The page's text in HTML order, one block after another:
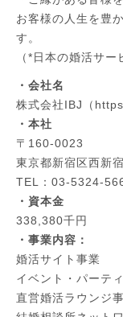
お客様の人生を豊
す。
（*日本の婚活サ
・会社名
株式会社IBJ（
・本社
〒160-0023
東京都新宿区西新
TEL：03-5324-
・資本金
338,380千円
・事業内容：
婚活サイト事業
イベント・パーテ
直営婚活ラウンジ